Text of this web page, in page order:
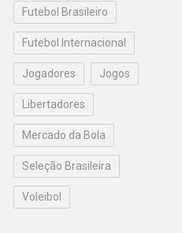
Futebol Brasileiro
Futebol Internacional
Jogadores Jogos
Libertadores
Mercado da Bola
Seleção Brasileira
Voleibol